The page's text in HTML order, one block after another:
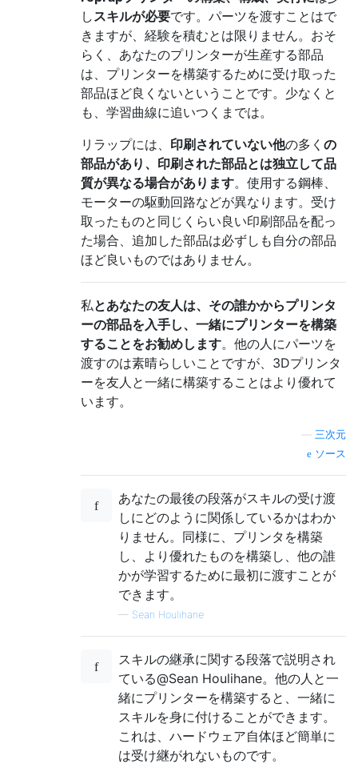
し スキルが必要です。パーツを渡すことはで
きますが、経験を積むとは限りません。おそ
らく、あなたのプリンターが生産する部品
は、プリンターを構築するために受け取った
部品ほど良くないということです。少なくと
も、学習曲線に追いつくまでは。
リラップには、 印刷されていない他の多く の
部品があり、印刷された部品とは独立して品
質が異なる場合があります。使用する鋼棒、
モーターの駆動回路などが異なります。受け
取ったものと同じくらい良い印刷部品を配っ
た場合、追加した部品は必ずしも自分の部品
ほど良いものではありません。
私とあなたの友人は、その誰かからプリンタ
ーの部品を入手し、一緒にプリンターを構築
することをお勧めします。他の人にパーツを
渡すのは素晴らしいことですが、3Dプリンタ
ーを友人と一緒に構築することはより優れて
います。
三次元
ソース
あなたの最後の段落がスキルの受け渡
しにどのように関係しているかはわか
りません。同様に、プリンタを構築
し、より優れたものを構築し、他の誰
かが学習するために最初に渡すことが
できます。
— Sean Houlihane
スキルの継承に関する段落で説明され
ている@Sean Houlihane。他の人と一
緒にプリンターを構築すると、一緒に
スキルを身に付けることができます。
これは、ハードウェア自体ほど簡単に
は受け継がれないものです。